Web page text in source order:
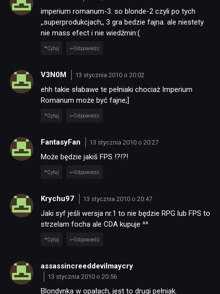
RECENZJE
PUBLICYSTYKA
KULTURA
imperium romanum-3. so blonde-2 czyli po tych
,,superprodukcjach,, 3 gra bedzie fajna. ale niestety
nie mass efect i nie wiedźmin:(
Cytuj Odpowiedz
V3N0M 13 stycznia 2010 o 20:02
ehh takie słabawe te pełniaki chociaż Imperium
Romanum może być fajne;]
Cytuj Odpowiedz
FantasyFan 13 stycznia 2010 o 20:27
Może będzie jakiś FPS !?!?!
Cytuj Odpowiedz
Krychu97 13 stycznia 2010 o 20:47
Jaki syf jeśli wersja nr.1 to nie będzie RPG lub FPS to
strzelam focha ale CDA kupuje ^^
Cytuj Odpowiedz
assassincreeddevilmaycry
13 stycznia 2010 o 20:56
Blondynka w opałach, jest to drugi pełniak.